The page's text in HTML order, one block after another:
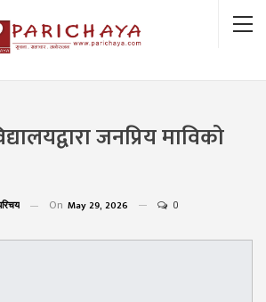
जनप्रिय माविको
On May 29, 2026 0